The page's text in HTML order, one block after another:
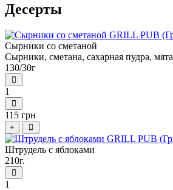
Десерты
Сырники со сметаной
Сырники, сметана, сахарная пудра, мята
130/30г
1
115 грн
+
Штрудель с яблоками
210г.
1